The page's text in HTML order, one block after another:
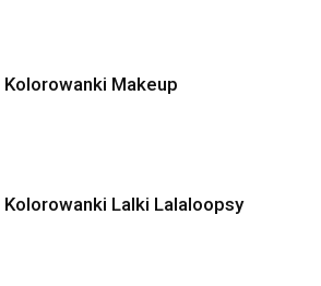
Kolorowanki Makeup
Kolorowanki Lalki Lalaloopsy